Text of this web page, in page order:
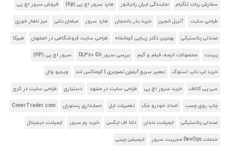
سفارش ربات تلگرام نمایندگی ایران رادیاتور هارد سرور اچ پی (hp) فروش سرور اچ پی
طراحی سایت آنریل انجین خرید بذر بادمجان هارد سرور مبلمان باغی میز ناهار خوری
صندلی پلاستیکی بهترین دکتر زیبایی کرمانشاه طراحی سایت فروشگاهی در اصفهان هیرکا
پرینت محصولات انیمه، فیلم و گیم بررسی سرور DL380 G11 سرور اچ پی (HP)
خرید لپ تاپ استوک تعمیر سریع آیفون تصویری | کوماکس لند ویدیو وال
سی پی کالاف خرید سرور اچ پی طراحی سایت در مشهد دستیاری طراحی سایت در کرج
چاپ روی چسب امداد خودرو جک تعمیرات اپل حسابداری رستوران CoverTrader.com
صندلی پلاستیکی ایمپلنت دندان دلتا اف ایکس خرید رم سرور ایمپلنت دیجیتال
خدمات DevOps مدیریت سرور انیمیشن چینی